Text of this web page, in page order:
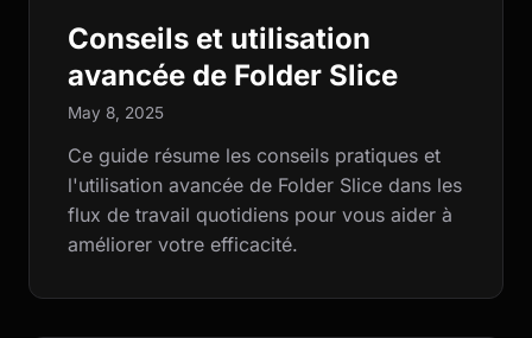
Conseils et utilisation
avancée de Folder Slice
May 8, 2025
Ce guide résume les conseils pratiques et
l'utilisation avancée de Folder Slice dans les
flux de travail quotidiens pour vous aider à
améliorer votre efficacité.